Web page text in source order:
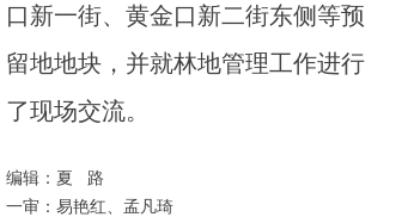
口新一街、黄金口新二街东侧等预
留地地块，并就林地管理工作进行
了现场交流。
编辑：夏 路
一审：易艳红、孟凡琦